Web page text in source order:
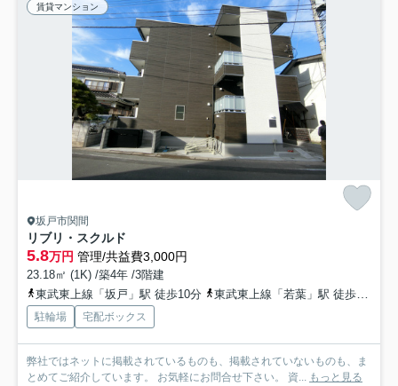
賃貸マンション
坂戸市関間
リブリ・スクルド
5.8万円 管理/共益費3,000円
23.18㎡ (1K) /築4年 /3階建
東武東上線「坂戸」駅 徒歩10分
東武東上線「若葉」駅 徒歩14分
駐輪場 宅配ボックス
弊社ではネットに掲載されているものも、掲載されていないものも、ま
とめてご紹介しています。 お気軽にお問合せ下さい。 資... もっと見る